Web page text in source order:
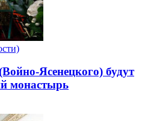
Ясенецкого) будут
монастырь